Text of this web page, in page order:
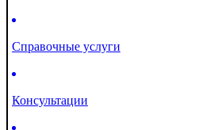
Справочные услуги
Консультации